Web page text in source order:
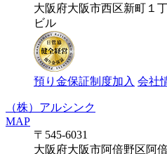
大阪府大阪市西区新町１
ビル
預り金保証制度加入 会社
（株）アルシンク
MAP
〒545-6031
大阪府大阪市阿倍野区阿